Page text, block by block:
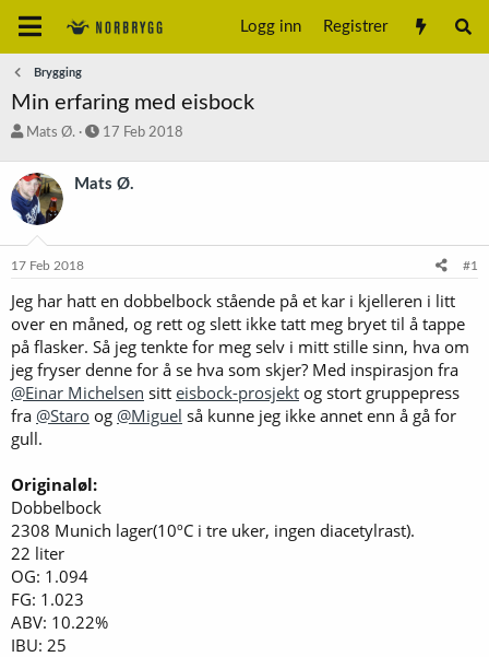
Logg inn Registrer
Brygging
Min erfaring med eisbock
T
å
d
s
a
e
r
Mats Ø.
S
r
a
17 Feb 2018
Mats Ø.
17 Feb 2018 #1
Jeg har hatt en dobbelbock stående på et kar i kjelleren i litt
over en måned, og rett og slett ikke tatt meg bryet til å tappe
på flasker. Så jeg tenkte for meg selv i mitt stille sinn, hva om
jeg fryser denne for å se hva som skjer? Med inspirasjon fra
@Einar Michelsen sitt eisbock-prosjekt og stort gruppepress
fra @Staro og @Miguel så kunne jeg ikke annet enn å gå for
gull.
Originaløl:
Dobbelbock
2308 Munich lager(10ºC i tre uker, ingen diacetylrast).
22 liter
OG: 1.094
FG: 1.023
ABV: 10.22%
IBU: 25